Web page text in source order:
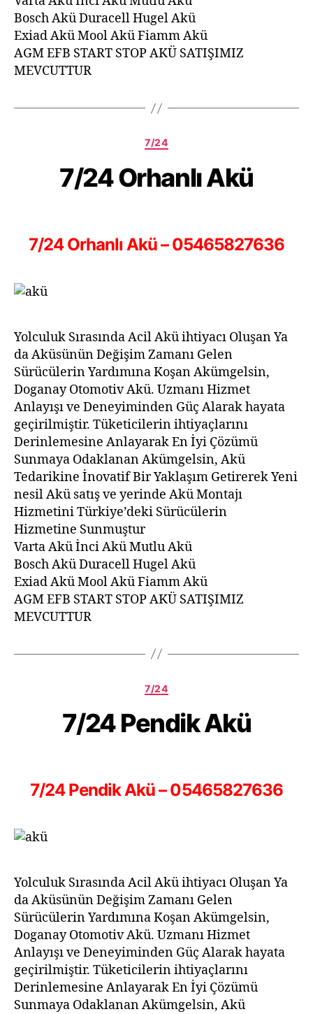
Bosch Akü Duracell Hugel Akü
Exiad Akü Mool Akü Fiamm Akü
AGM EFB START STOP AKÜ SATIŞIMIZ
MEVCUTTUR
7/24
7/24 Orhanlı Akü
7/24 Orhanlı Akü – 05465827636
Yolculuk Sırasında Acil Akü ihtiyacı Oluşan Ya
da Aküsünün Değişim Zamanı Gelen
Sürücülerin Yardımına Koşan Akümgelsin,
Doganay Otomotiv Akü. Uzmanı Hizmet
Anlayışı ve Deneyiminden Güç Alarak hayata
geçirilmiştir. Tüketicilerin ihtiyaçlarını
Derinlemesine Anlayarak En İyi Çözümü
Sunmaya Odaklanan Akümgelsin, Akü
Tedarikine İnovatif Bir Yaklaşım Getirerek Yeni
nesil Akü satış ve yerinde Akü Montajı
Hizmetini Türkiye’deki Sürücülerin
Hizmetine Sunmuştur
Varta Akü İnci Akü Mutlu Akü
Bosch Akü Duracell Hugel Akü
Exiad Akü Mool Akü Fiamm Akü
AGM EFB START STOP AKÜ SATIŞIMIZ
MEVCUTTUR
7/24
7/24 Pendik Akü
7/24 Pendik Akü – 05465827636
Yolculuk Sırasında Acil Akü ihtiyacı Oluşan Ya
da Aküsünün Değişim Zamanı Gelen
Sürücülerin Yardımına Koşan Akümgelsin,
Doganay Otomotiv Akü. Uzmanı Hizmet
Anlayışı ve Deneyiminden Güç Alarak hayata
geçirilmiştir. Tüketicilerin ihtiyaçlarını
Derinlemesine Anlayarak En İyi Çözümü
Sunmaya Odaklanan Akümgelsin, Akü